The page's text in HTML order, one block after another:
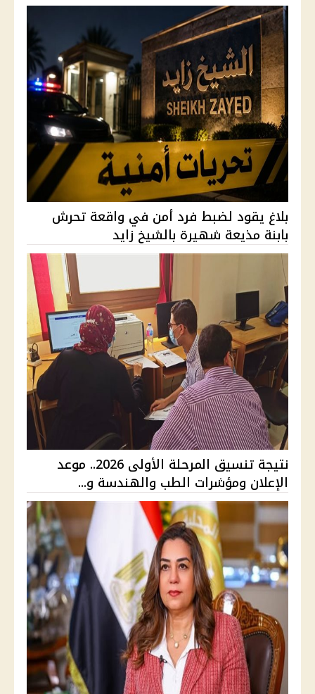
بلاغ يقود لضبط فرد أمن في واقعة تحرش
بابنة مذيعة شهيرة بالشيخ زايد
نتيجة تنسيق المرحلة الأولى 2026.. موعد
الإعلان ومؤشرات الطب والهندسة و...